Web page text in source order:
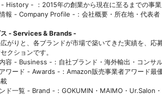
History - ：2015年の創業から現在に至るまでの事
報 - Company Profile -：会社概要・所在地・代表
ス - Services & Brands -
がりと、各ブランドが市場で築いてきた実績を、
クションです。
容 - Business -：自社ブランド・海外輸出・コンサ
ワード - Awards -：Amazon販売事業者アワード最
ド一覧 - Brand -：GOKUMIN・MAIMO・Ur.Salon